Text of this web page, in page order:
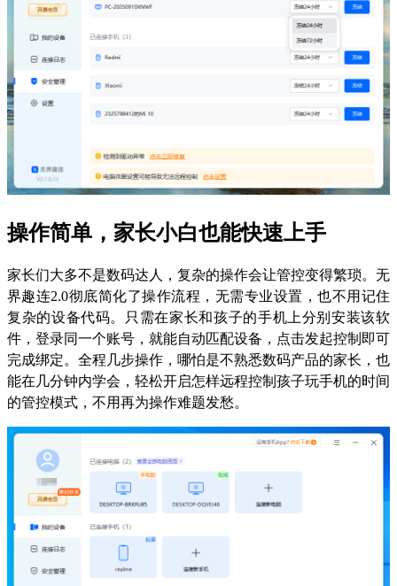
操作简单，家长小白也能快速上手
家长们大多不是数码达人，复杂的操作会让管控变得繁琐。无
界趣连2.0彻底简化了操作流程，无需专业设置，也不用记住
复杂的设备代码。只需在家长和孩子的手机上分别安装该软
件，登录同一个账号，就能自动匹配设备，点击发起控制即可
完成绑定。全程几步操作，哪怕是不熟悉数码产品的家长，也
能在几分钟内学会，轻松开启怎样远程控制孩子玩手机的时间
的管控模式，不用再为操作难题发愁。